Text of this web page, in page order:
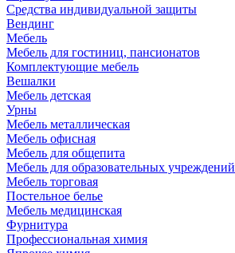
Средства индивидуальной защиты
Вендинг
Мебель
Мебель для гостиниц, пансионатов
Комплектующие мебель
Вешалки
Мебель детская
Урны
Мебель металлическая
Мебель офисная
Мебель для общепита
Мебель для образовательных учреждений
Мебель торговая
Постельное белье
Мебель медицинская
Фурнитура
Профессиональная химия